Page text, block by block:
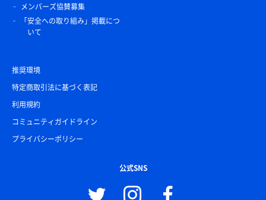
メンバーズ協賛募集
「安全への取り組み」掲載につ
いて
推奨環境
特定商取引法に基づく表記
利用規約
コミュニティガイドライン
プライバシーポリシー
公式SNS